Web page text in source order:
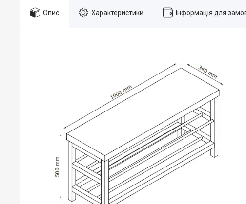
Опис Характеристики Інформація для